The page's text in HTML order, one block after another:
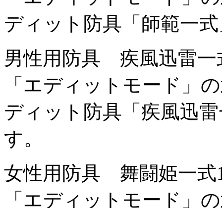
ディット防具「師範一
男性用防具 疾風迅雷一
「エディットモード」
ディット防具「疾風迅
す。
女性用防具 舞闘姫一式
「エディットモード」